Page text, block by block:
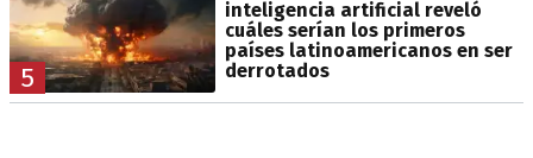
5
inteligencia artificial reveló
cuáles serían los primeros
países latinoamericanos en ser
derrotados